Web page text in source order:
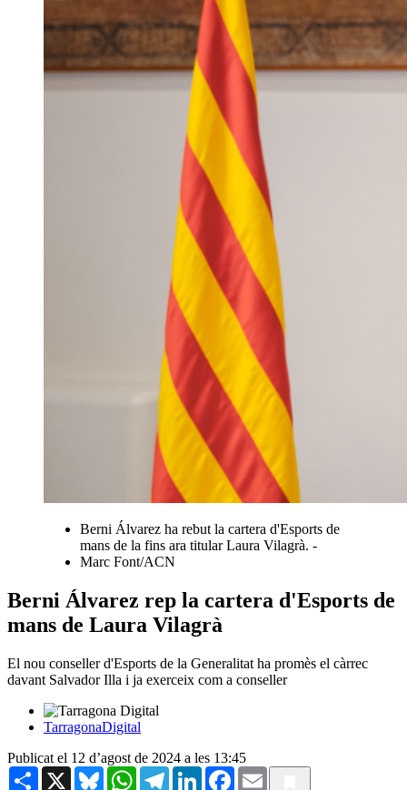
Berni Álvarez ha rebut la cartera d'Esports de
mans de la fins ara titular Laura Vilagrà. -
Marc Font/ACN
Berni Álvarez rep la cartera d'Esports de
mans de Laura Vilagrà
El nou conseller d'Esports de la Generalitat ha promès el càrrec
davant Salvador Illa i ja exerceix com a conseller
TarragonaDigital
Publicat el 12 d’agost de 2024 a les 13:45
Share X BlueskyWhatsAppTelegramLinkedInFacebook
Email